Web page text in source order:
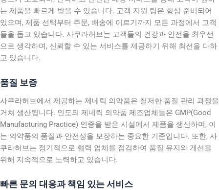
는 제품을 빠르게 받을 수 있습니다. 고객 지원 팀은 항상 준비되어
있으며, 제품 선택부터 주문, 배송에 이르기까지 모든 과정에서 고객
들을 돕고 있습니다. 사쿠라허브는 고객들의 건강과 안전을 최우선
으로 생각하며, 신뢰할 수 있는 서비스를 제공하기 위해 최선을 다하
고 있습니다.
품질 보증
사쿠라허브에서 제공하는 제네릭 의약품은 철저한 품질 관리 과정을
거쳐 생산됩니다. 인도의 제네릭 의약품 제조업체들은 GMP(Good
Manufacturing Practice) 인증을 받은 시설에서 제품을 생산하며, 이
는 의약품의 품질과 안전성을 보장하는 중요한 기준입니다. 또한, 사
쿠라허브는 정기적으로 협력 업체를 점검하여 품질 유지와 개선을
위해 지속적으로 노력하고 있습니다.
빠른 문의 대응과 책임 있는 서비스